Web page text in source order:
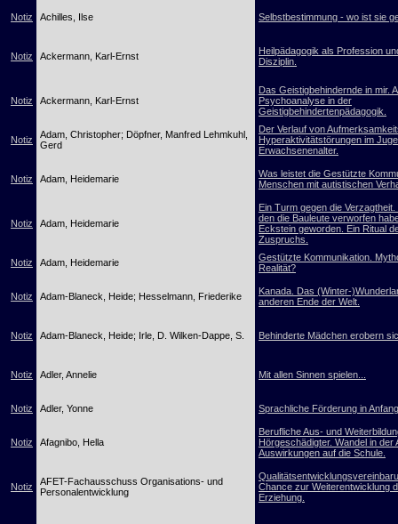
Notiz Achilles, Ilse Selbstbestimmung - wo ist sie
Notiz Ackermann, Karl-Ernst
Heilpädagogik als Profession
Disziplin.
Notiz Ackermann, Karl-Ernst
Das Geistigbehindernde in mir.
Psychoanalyse in der
Geistigbehindertenpädagogik.
Notiz
Adam, Christopher; Döpfner, Manfred Lehmkuhl,
Gerd
Der Verlauf von
Hyperaktivitätstörungen im
Erwachsenenalter.
Notiz Adam, Heidemarie
Was leistet die Gestützte
Menschen mit autistischen
Notiz Adam, Heidemarie
Ein Turm gegen die
den die Bauleute verworfen
Eckstein geworden. Ein Ritual
Zuspruchs.
Notiz Adam, Heidemarie
Gestützte Kommunikation.
Realität?
Notiz Adam-Blaneck, Heide; Hesselmann, Friederike
Kanada. Das (Winter-
anderen Ende der Welt.
Notiz Adam-Blaneck, Heide; Irle, D. Wilken-Dappe, S. Behinderte Mädchen erobern
Notiz Adler, Annelie Mit allen Sinnen spielen...
Notiz Adler, Yonne Sprachliche Förderung in
Notiz Afagnibo, Hella
Berufliche Aus- und
Hörgeschädigter. Wandel in der
Auswirkungen auf die Schule.
Notiz
AFET-Fachausschuss Organisations- und
Personalentwicklung
Chance zur Weiterentwicklung
Erziehung.